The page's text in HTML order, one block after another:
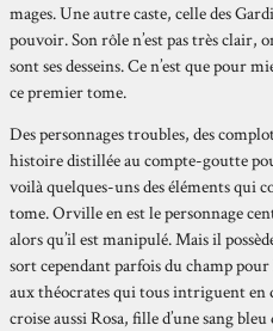
mages. Une autre caste, celle des
pouvoir. Son rôle n’est pas très clair,
sont ses desseins. Ce n’est que pour
ce premier tome.
Des personnages troubles, des
histoire distillée au compte-goutte
voilà quelques-uns des éléments qui
tome. Orville en est le personnage
alors qu’il est manipulé. Mais il
sort cependant parfois du champ
aux théocrates qui tous intriguent
croise aussi Rosa, fille d’une sang